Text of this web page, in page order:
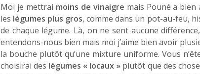
Moi je mettrai moins de vinaigre mais Pouné a bien
les légumes plus gros, comme dans un pot-au-feu,
de chaque légume. Là, on ne sent aucune
entendons-nous bien mais moi j’aime bien avoir
la bouche plutôt qu’une mixture uniforme. Vous
choisirai des légumes « locaux » plutôt que des